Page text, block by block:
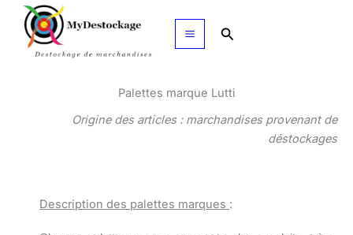
Aller
contenu
Rechercher
Palettes marque Lutti
Origine des articles : marchandises provenant de
déstockages
Description des palettes marques :